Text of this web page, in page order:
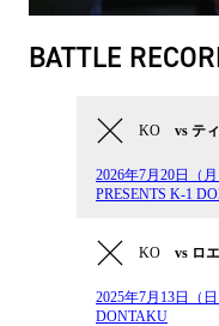
BATTLE
KO vs テ
2026年7月20日（
PRESENTS K-1
KO vs ロ
2025年7月13日（
DONTAKU